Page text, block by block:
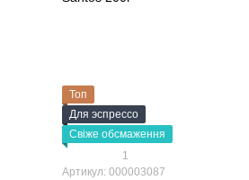
Топ
Для эспрессо
Свіже обсмаження
1
Артикул: 000003087